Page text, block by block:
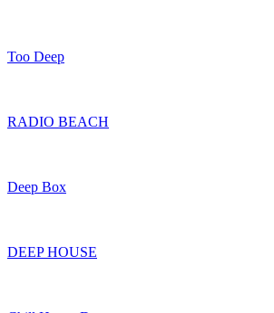
Too Deep
RADIO BEACH
Deep Box
DEEP HOUSE